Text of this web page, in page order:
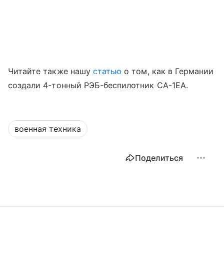
Читайте также нашу статью о том, как в Германии
создали 4-тонный РЭБ-беспилотник CA-1EA.
военная техника
Поделиться